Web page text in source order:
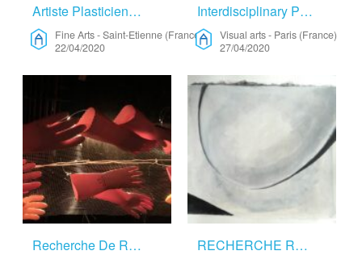
Artiste Plasticienne – Fine Arts
Fine Arts-Saint-Etienne (France)
22/04/2020
Interdisciplinary Performance Artist – Visual Arts
Visual arts- Paris (France)
27/04/2020
Recherche De Résidence Artistique – Music RECHERCHE RESIDENCE – Fine Arts